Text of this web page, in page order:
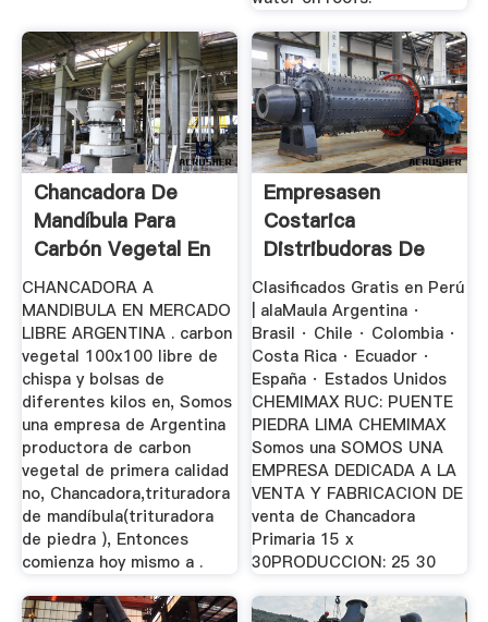
Chancadora De
Mandíbula Para
Carbón Vegetal En
Argentina
CHANCADORA A
MANDIBULA EN MERCADO
LIBRE ARGENTINA . carbon
vegetal 100x100 libre de
chispa y bolsas de
diferentes kilos en, Somos
una empresa de Argentina
productora de carbon
vegetal de primera calidad
no, Chancadora,trituradora
de mandíbula(trituradora
de piedra ), Entonces
comienza hoy mismo a .
Empresasen
Costarica
Distribudoras De
Chancadora De
Piedra ...
Clasificados Gratis en Perú
| alaMaula Argentina ·
Brasil · Chile · Colombia ·
Costa Rica · Ecuador ·
España · Estados Unidos
CHEMIMAX RUC: PUENTE
PIEDRA LIMA CHEMIMAX
Somos una SOMOS UNA
EMPRESA DEDICADA A LA
VENTA Y FABRICACION DE
venta de Chancadora
Primaria 15 x
30PRODUCCION: 25 30